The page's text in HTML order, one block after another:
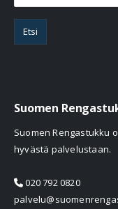
Etsi
Suomen
Suomen Rengastukku
hyvästä palvelustaan.
020 792 0820